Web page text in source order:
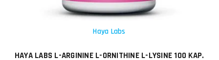
Haya Labs
HAYA LABS L-ARGININE L-ORNITHINE L-LYSINE 100 KAP.